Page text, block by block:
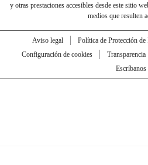
y otras prestaciones accesibles desde este sitio
medios que resulten
Aviso legal Política de Protección de
Configuración de cookies
Transparencia
Escríbanos